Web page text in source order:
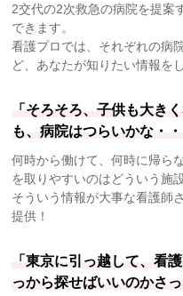
2交代の2次救急の病院を提案
できます。
看護プロでは、それぞれの病
ど、あなたが知りたい情報を
「そろそろ、子供も大き
も、病院はつらいかな・・
何時から働けて、何時に帰ら
を取りやすいのはどういう施
そういう情報が大事な看護師
提供！
「東京に引っ越して、看
っから探せばいいのかさ